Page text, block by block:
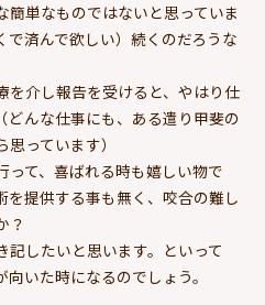
単なものではないと思っていま
済んで欲しい）続くのだろうな
を介し報告を受けると、やはり仕
んな仕事にも、ある遣り甲斐の
っています）
って、喜ばれる時も嬉しい物で
を提供する事も無く、咬合の難し
？
したいと思います。といって
いた時になるのでしょう。